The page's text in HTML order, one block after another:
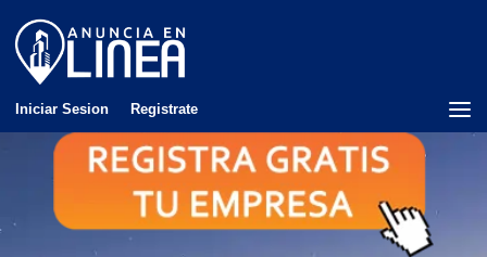
Iniciar Sesion Registrate